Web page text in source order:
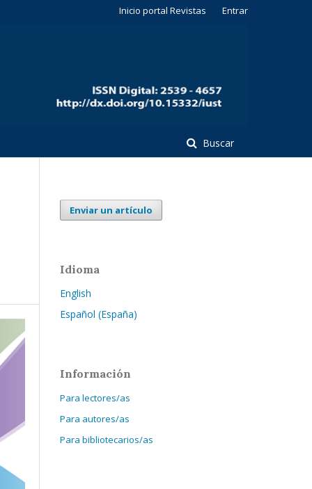
Buscar
Inicio portal Revistas Entrar
Enviar un artículo
Idioma
English
Español (España)
Información
Para lectores/as
Para autores/as
Para bibliotecarios/as